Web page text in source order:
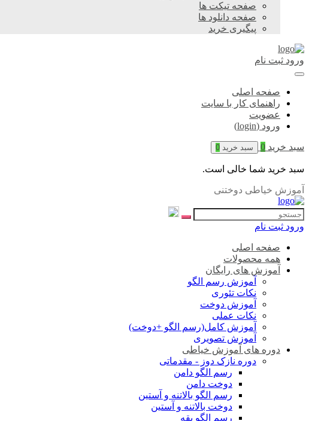
صفحه تیکت ها
صفحه دانلود ها
پیگیری خرید
ورود ثبت نام
صفحه اصلی
راهنمای کار با سایت
عضویت
ورود (login)
سبد خرید 0 سبد خرید 0
سبد خرید شما خالی است.
آموزش خیاطی دوختنی
ورود ثبت نام
صفحه اصلی
همه محصولات
آموزش های رایگان
آموزش رسم الگو
نکات تئوری
آموزش دوخت
نکات عملی
آموزش کامل(رسم الگو +دوخت)
آموزش تصویری
دوره های آموزش خیاطی
دوره نازک دوز - مقدماتی
رسم الگو دامن
دوخت دامن
رسم الگو بالاتنه و آستین
دوخت بالاتنه و آستین
رسم الگو یقه